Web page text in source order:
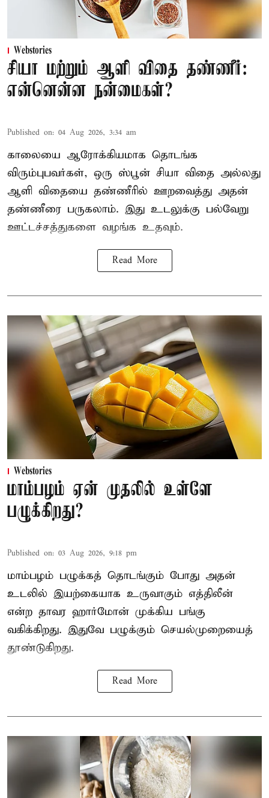
Webstories
சியா மற்றும் ஆளி விதை தண்ணீர்:
என்னென்ன நன்மைகள்?
Published on: 04 Aug 2026, 3:34 am
காலையை ஆரோக்கியமாக தொடங்க
விரும்புபவர்கள், ஒரு ஸ்பூன் சியா விதை அல்லது
ஆளி விதையை தண்ணீரில் ஊறவைத்து அதன்
தண்ணீரை பருகலாம். இது உடலுக்கு பல்வேறு
ஊட்டச்சத்துகளை வழங்க உதவும்.
Read More
Webstories
மாம்பழம் ஏன் முதலில் உள்ளே
பழுக்கிறது?
Published on: 03 Aug 2026, 9:18 pm
மாம்பழம் பழுக்கத் தொடங்கும் போது அதன்
உடலில் இயற்கையாக உருவாகும் எத்திலீன்
என்ற தாவர ஹார்மோன் முக்கிய பங்கு
வகிக்கிறது. இதுவே பழுக்கும் செயல்முறையைத்
தூண்டுகிறது.
Read More